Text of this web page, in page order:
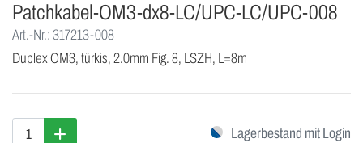
Patchkabel-OM3-dx8-LC/UPC-LC/UPC-008
Art.-Nr.: 317213-008
Duplex OM3, türkis, 2.0mm Fig. 8, LSZH, L=8m
Lagerbestand mit Login